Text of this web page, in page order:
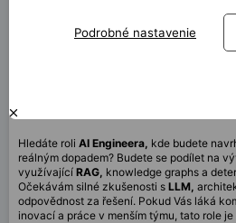
Home office
90%
Hledáte roli AI Engineera, kde budete
reálným dopadem? Budete se podílet na
využívající RAG, knowledge graphs a
Očekávám silné zkušenosti s LLM,
odpovědnost za řešení. Pokud Vás láká
inovací a práce v menším týmu, tato role je
Podrobné nastavenie